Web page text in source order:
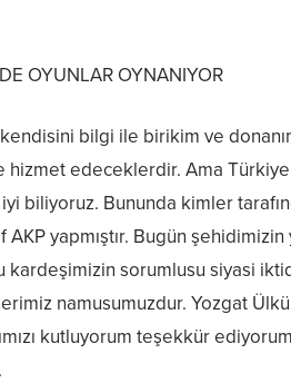
OYUNLAR OYNANIYOR
kendisini bilgi ile birikim ve
edeceklerdir. Ama
biliyoruz. Bununda kimler
AKP yapmıştır. Bugün
kardeşimizin sorumlusu siyasi
namusumuzdur. Yozgat
kutluyorum teşekkür